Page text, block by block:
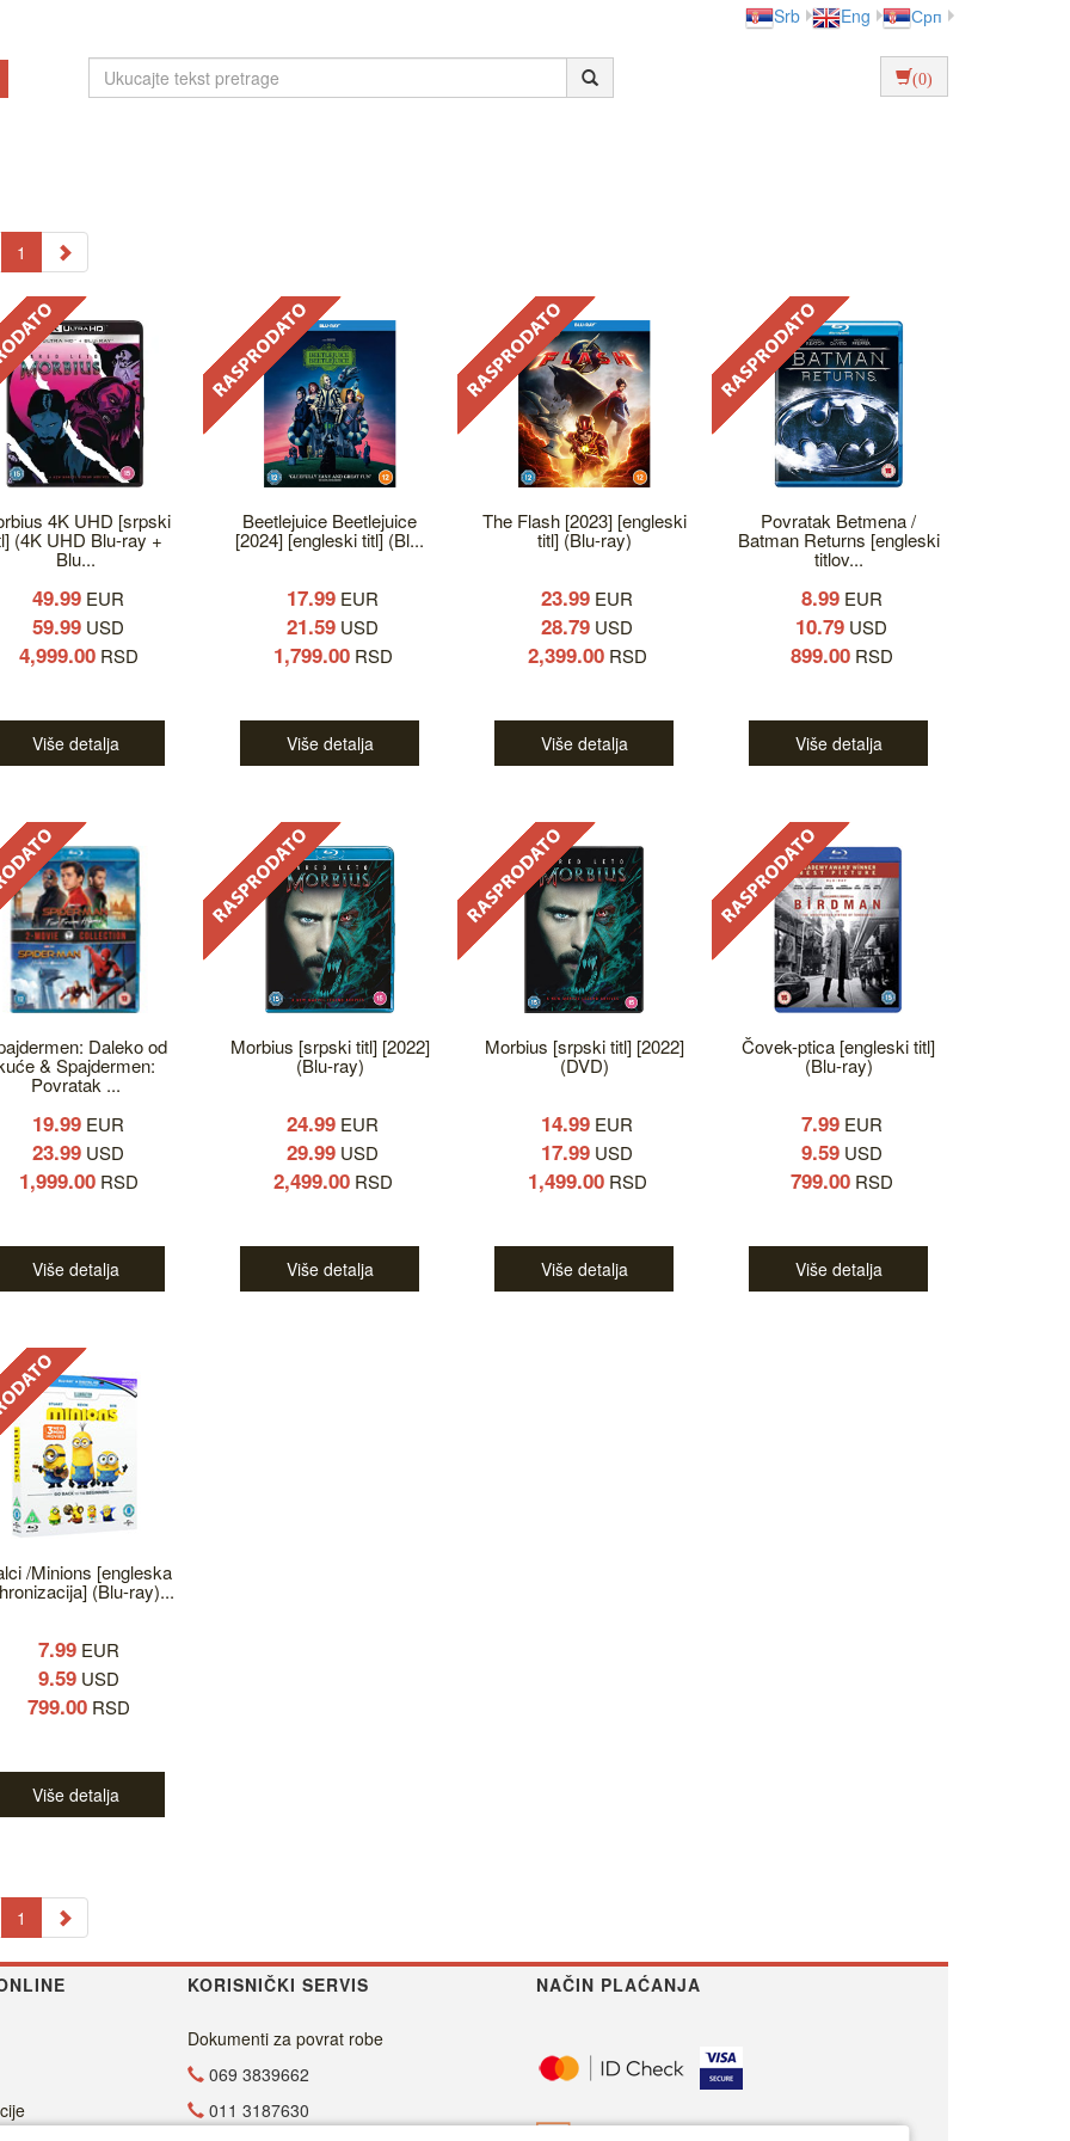
Srb Eng Срп
(0)
1
4K UHD [srpski
(4K UHD Blu-ray +
Blu...
49.99 EUR
59.99 USD
4,999.00RSD
Više detalja
Beetlejuice Beetlejuice
[2024] [engleski titl] (Bl...
17.99 EUR
21.59 USD
1,799.00RSD
Više detalja
The Flash [2023] [engleski
titl] (Blu-ray)
23.99 EUR
28.79 USD
2,399.00RSD
Više detalja
Povratak Betmena /
Batman Returns [engleski
titlov...
8.99EUR
10.79 USD
899.00RSD
Više detalja
Daleko od
& Spajdermen:
Povratak ...
19.99 EUR
23.99 USD
1,999.00RSD
Više detalja
Morbius [srpski titl] [2022]
(Blu-ray)
24.99 EUR
29.99 USD
2,499.00RSD
Više detalja
Morbius [srpski titl] [2022]
(DVD)
14.99 EUR
17.99 USD
1,499.00RSD
Više detalja
Čovek-ptica [engleski titl]
(Blu-ray)
7.99EUR
9.59USD
799.00RSD
Više detalja
/Minions [engleska
(Blu-ray)...
7.99EUR
9.59USD
799.00RSD
Više detalja
1
KORISNIČKI SERVIS NAČIN PLAĆANJA
Dokumenti za povrat robe
069 3839662
011 3187630